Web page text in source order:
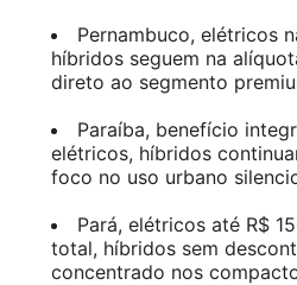
Pernambuco, elétricos
híbridos seguem na
direto ao segmento
Paraíba, benefício
elétricos, híbridos
foco no uso urbano
Pará, elétricos até R$
total, híbridos sem
concentrado nos